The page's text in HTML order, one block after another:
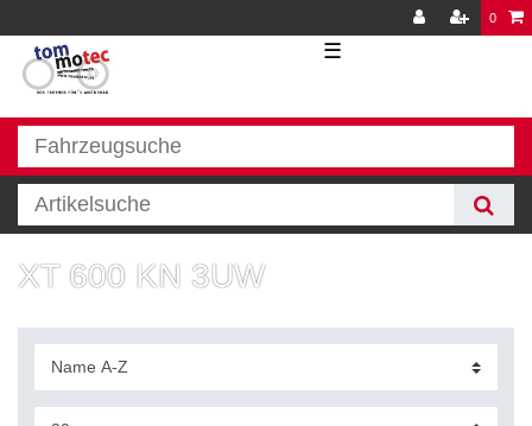
0
☰
XT 600 KN 3UW